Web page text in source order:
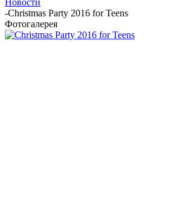
-Christmas Party 2016 for Teens
Фотогалерея